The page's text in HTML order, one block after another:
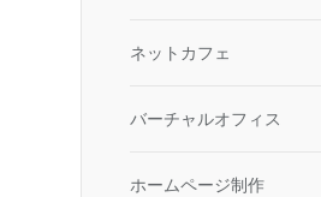
ネットカフェ
バーチャルオフィス
ホームページ制作